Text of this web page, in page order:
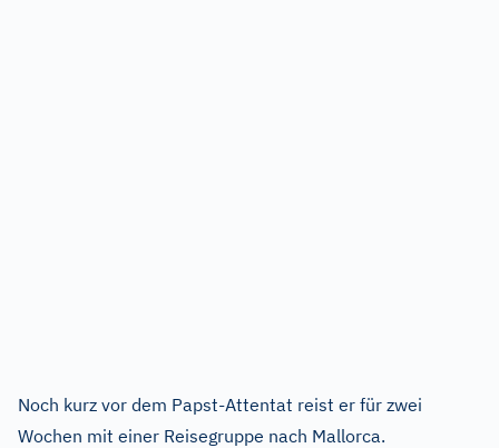
Noch kurz vor dem Papst-Attentat reist er für zwei
Wochen mit einer Reisegruppe nach Mallorca.